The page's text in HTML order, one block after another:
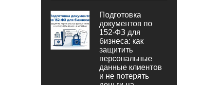
Подготовка
документов по
152‑ФЗ для
бизнеса: как
защитить
персональные
данные клиентов
и не потерять